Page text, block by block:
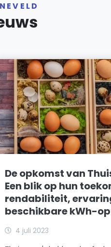
De opkomst van
Een blik op hun
rendabiliteit,
beschikbare kWh-
4 juli 2023